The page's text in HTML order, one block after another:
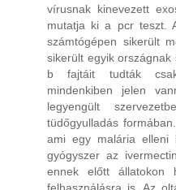
vírusnak kinevezett
mutatja ki a pcr teszt.
számtógépen sikerült
sikerült egyik
b fajtáit tudták
mindenkiben jelen
legyengült
tüdőgyulladás
ami egy malária elleni
gyógyszer az
ennek előtt állatokon
felhasználásra is. Az